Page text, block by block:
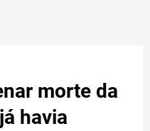
morte da
havia